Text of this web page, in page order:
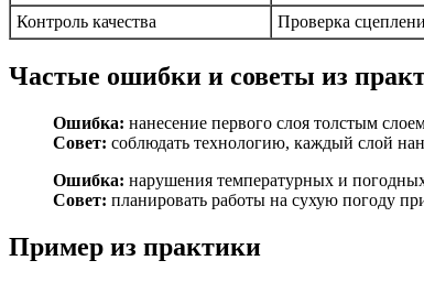
Контроль качества
Проверка
Частые ошибки и советы из
Ошибка: нанесение первого слоя толстым
Совет: соблюдать технологию, каждый слой
Ошибка: нарушения температурных и
Совет: планировать работы на сухую погоду
Пример из практики